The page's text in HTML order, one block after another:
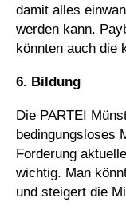
damit alles
werden kann.
könnten auch die
6. Bildung
Die PARTEI
bedingungsloses
Forderung
wichtig. Man
und steigert die